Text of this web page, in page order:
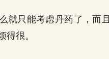
就只能考虑丹药了，而
得很。